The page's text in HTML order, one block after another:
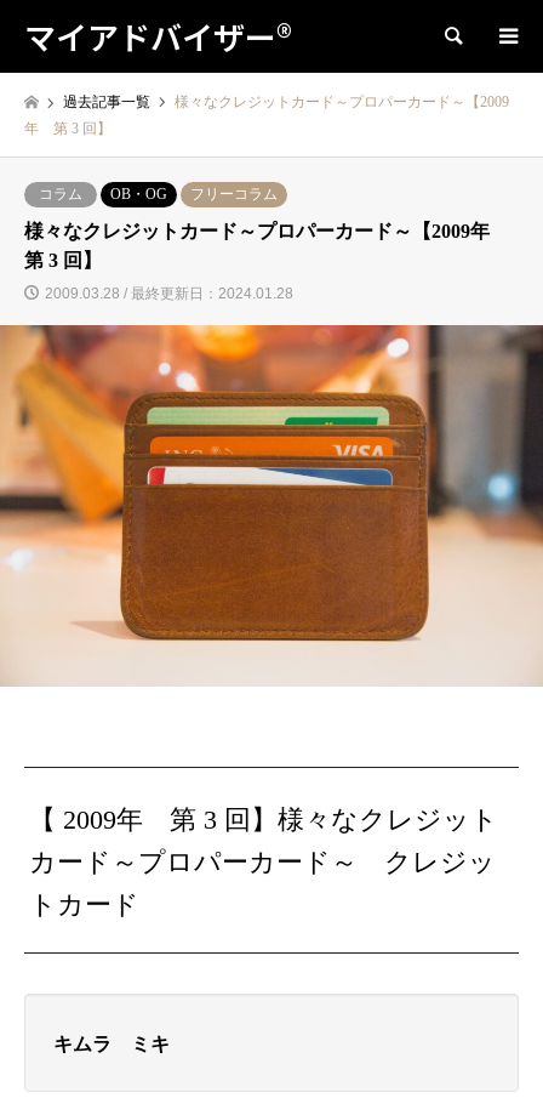
マイアドバイザー® 検索
過去記事一覧
様々なクレジットカード～プロパーカード～【2009
年 第 3 回】
コラム OB・OG フリーコラム
様々なクレジットカード～プロパーカード～【2009年
第 3 回】
2009.03.28 / 最終更新日：2024.01.28
【 2009年 第 3 回】様々なクレジット
カード～プロパーカード～ クレジッ
トカード
キムラ ミキ